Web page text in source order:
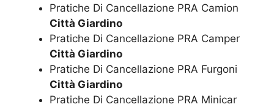
Pratiche Di Cancellazione PRA Camion
Città Giardino
Pratiche Di Cancellazione PRA Camper
Città Giardino
Pratiche Di Cancellazione PRA Furgoni
Città Giardino
Pratiche Di Cancellazione PRA Minicar